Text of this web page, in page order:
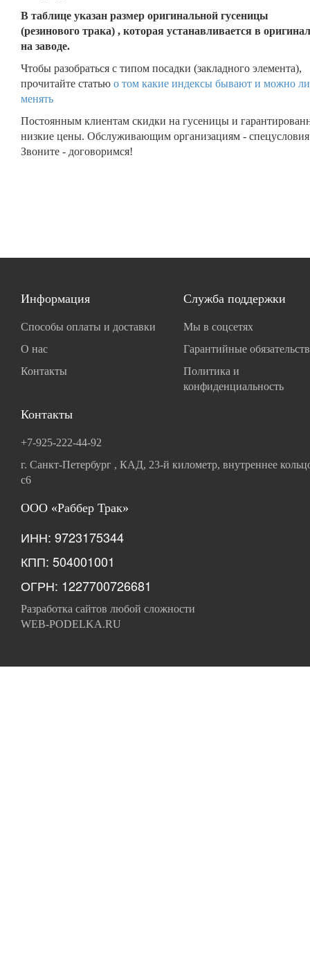
В таблице указан размер оригинальной гусеницы
(резинового трака) , которая устанавливается в
на заводе.
Чтобы разобраться с типом посадки (закладного элемента),
прочитайте статью о том какие индексы бывают и можно
менять
Постоянным клиентам скидки на гусеницы и
низкие цены. Обслуживающим организациям -
Звоните - договоримся!
Информация
Способы оплаты и доставки
О нас
Контакты
Служба поддержки
Мы в соцсетях
Гарантийные
Политика и
конфиденциальность
Контакты
+7-925-222-44-92
г. Санкт-Петербург , КАД, 23-й километр, внутреннее
с6
ООО «Раббер Трак»
ИНН: 9723175344
КПП: 504001001
ОГРН: 1227700726681
Разработка сайтов любой сложности
WEB-PODELKA.RU